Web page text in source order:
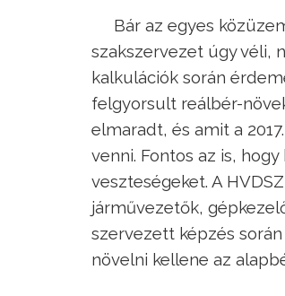
Bár az egyes
szakszervezet úgy véli,
kalkulációk során
felgyorsult reálbér-
elmaradt, és amit a
venni. Fontos az is,
veszteségeket. A
járművezetők,
szervezett képzés
növelni kellene az